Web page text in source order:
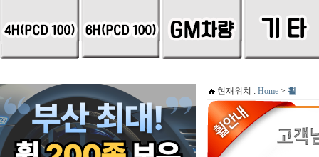
현재위치 : Home > 휠